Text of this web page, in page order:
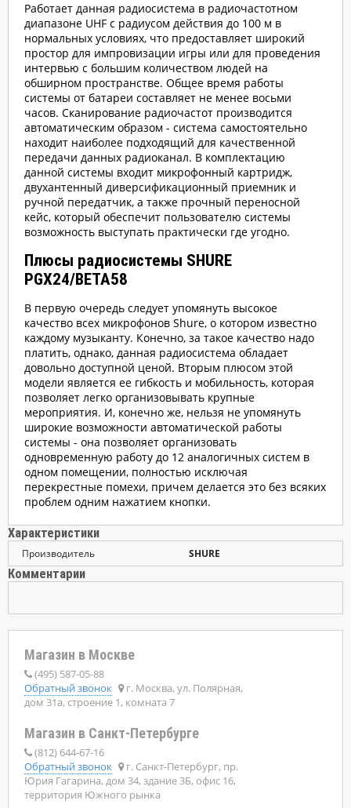
Работает данная радиосистема в радиочастотном
диапазоне UHF с радиусом действия до 100 м в
нормальных условиях, что предоставляет широкий
простор для импровизации игры или для проведения
интервью с большим количеством людей на
обширном пространстве. Общее время работы
системы от батареи составляет не менее восьми
часов. Сканирование радиочастот производится
автоматическим образом - система самостоятельно
находит наиболее подходящий для качественной
передачи данных радиоканал. В комплектацию
данной системы входит микрофонный картридж,
двухантенный диверсификационный приемник и
ручной передатчик, а также прочный переносной
кейс, который обеспечит пользователю системы
возможность выступать практически где угодно.
Плюсы радиосистемы SHURE
PGX24/BETA58
В первую очередь следует упомянуть высокое
качество всех микрофонов Shure, о котором известно
каждому музыканту. Конечно, за такое качество надо
платить, однако, данная радиосистема обладает
довольно доступной ценой. Вторым плюсом этой
модели является ее гибкость и мобильность, которая
позволяет легко организовывать крупные
мероприятия. И, конечно же, нельзя не упомянуть
широкие возможности автоматической работы
системы - она позволяет организовать
одновременную работу до 12 аналогичных систем в
одном помещении, полностью исключая
перекрестные помехи, причем делается это без всяких
проблем одним нажатием кнопки.
Характеристики
Производитель SHURE
Комментарии
Магазин в Москве
(495) 587-05-88
Обратный звонок
г. Москва, ул. Полярная,
дом 31а, строение 1, комната 7
Магазин в Санкт-Петербурге
(812) 644-67-16
Обратный звонок
г. Санкт-Петербург, пр.
Юрия Гагарина, дом 34, здание 3Б, офис 16,
территория Южного рынка